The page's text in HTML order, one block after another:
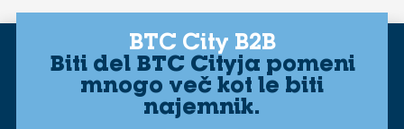
BTC City B2B
Biti del BTC Cityja pomeni
mnogo več kot le biti
najemnik.